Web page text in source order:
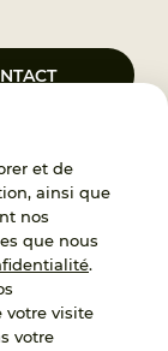
et de
ainsi que
nos
que nous
.
votre visite
votre
créé le 5
service public du
des
Enfance
pour
l’élaboration de la
conseils